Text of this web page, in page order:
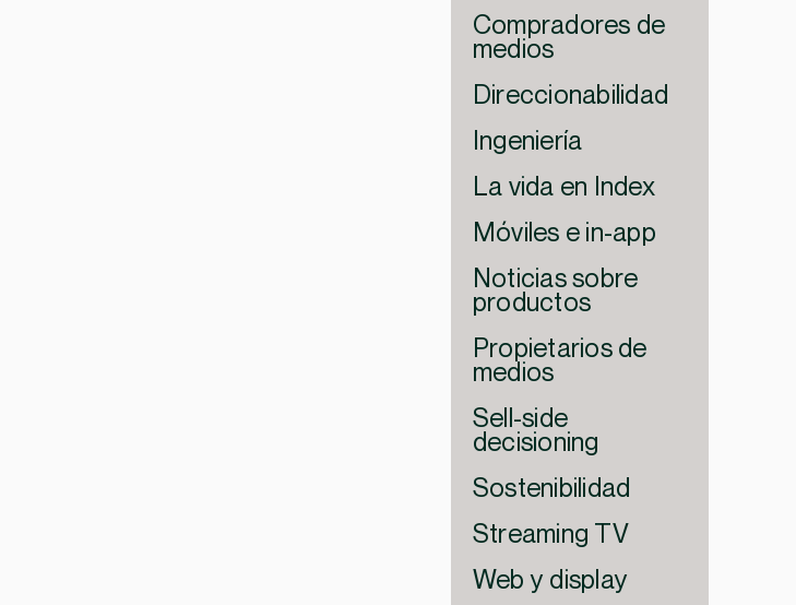
Compradores de
medios
Direccionabilidad
Ingeniería
La vida en Index
Móviles e in-app
Noticias sobre
productos
Propietarios de
medios
Sell-side
decisioning
Sostenibilidad
Streaming TV
Web y display